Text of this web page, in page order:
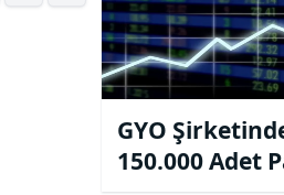
GYO
150.000 Adet